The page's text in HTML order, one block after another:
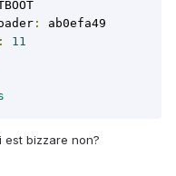
:
:
11
bizzare non?